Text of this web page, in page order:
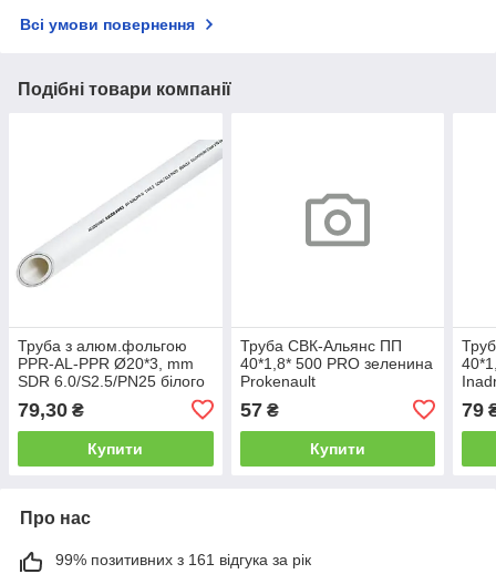
Всі умови повернення
Подібні товари компанії
Труба з алюм.фольгою
PPR-AL-PPR Ø20*3, mm
SDR 6.0/S2.5/PN25 білого
79,30 ₴
Купити
Труба СВК-Альянс ПП
40*1,8* 500 PRO зеленина
Prokenault
57₴
Купити
79
Про нас
99% позитивних з 161 відгука за рік